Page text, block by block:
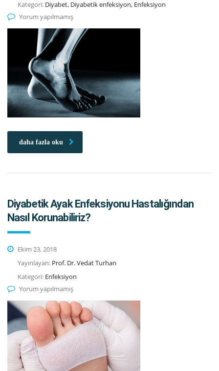
Kategori: Diyabet, Diyabetik enfeksiyon, Enfeksiyon
Yorum yapılmamış
daha fazla oku
Diyabetik Ayak Enfeksiyonu Hastalığından
Nasıl Korunabiliriz?
Ekim 23, 2018
Yayınlayan: Prof. Dr. Vedat Turhan
Kategori: Enfeksiyon
Yorum yapılmamış